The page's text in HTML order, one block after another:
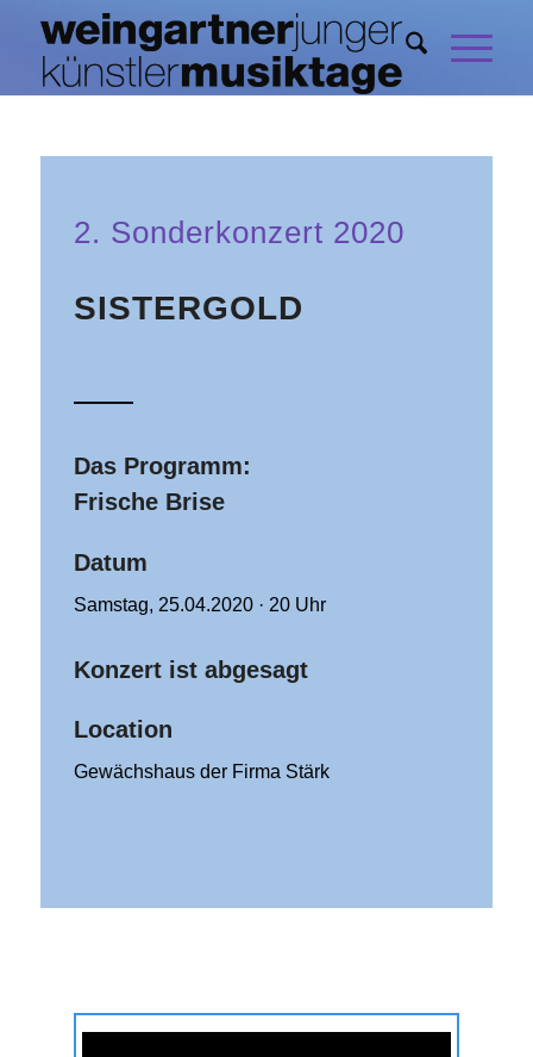
2. Sonderkonzert 2020
SISTERGOLD
Das Programm:
Frische Brise
Datum
Samstag, 25.04.2020 · 20 Uhr
Konzert ist abgesagt
Location
Gewächshaus der Firma Stärk